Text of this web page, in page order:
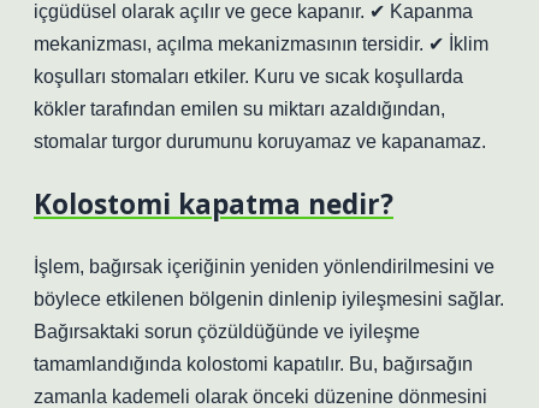
içgüdüsel olarak açılır ve gece kapanır. ✔ Kapanma
mekanizması, açılma mekanizmasının tersidir. ✔ İklim
koşulları stomaları etkiler. Kuru ve sıcak koşullarda
kökler tarafından emilen su miktarı azaldığından,
stomalar turgor durumunu koruyamaz ve kapanamaz.
Kolostomi kapatma nedir?
İşlem, bağırsak içeriğinin yeniden yönlendirilmesini ve
böylece etkilenen bölgenin dinlenip iyileşmesini sağlar.
Bağırsaktaki sorun çözüldüğünde ve iyileşme
tamamlandığında kolostomi kapatılır. Bu, bağırsağın
zamanla kademeli olarak önceki düzenine dönmesini